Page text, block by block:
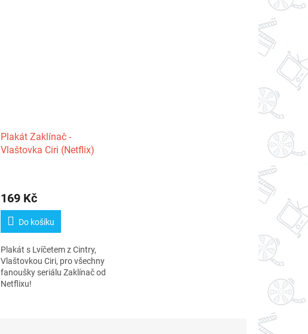
Plakát Zaklínač -
Vlaštovka Ciri (Netflix)
169 Kč
Do košíku
Plakát s Lvíčetem z Cintry,
Vlaštovkou Ciri, pro všechny
fanoušky seriálu Zaklínač od
Netflixu!